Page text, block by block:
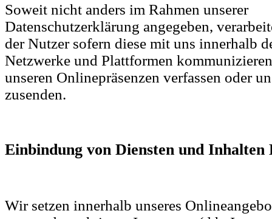
Soweit nicht anders im Rahmen unserer
Datenschutzerklärung angegeben,
der Nutzer sofern diese mit uns innerhalb
Netzwerke und Plattformen
unseren Onlinepräsenzen verfassen oder
zusenden.
Einbindung von Diensten und
Wir setzen innerhalb unseres